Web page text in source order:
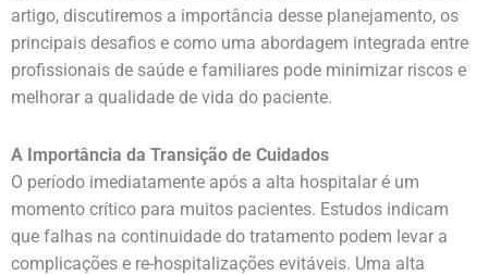
artigo, discutiremos a importância desse planejamento, os
principais desafios e como uma abordagem integrada entre
profissionais de saúde e familiares pode minimizar riscos e
melhorar a qualidade de vida do paciente.
A Importância da Transição de Cuidados
O período imediatamente após a alta hospitalar é um
momento crítico para muitos pacientes. Estudos indicam
que falhas na continuidade do tratamento podem levar a
complicações e re-hospitalizações evitáveis. Uma alta